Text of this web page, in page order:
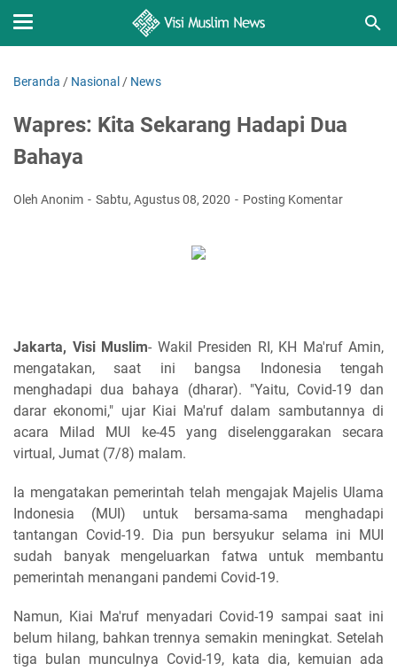
Beranda / Nasional / News
Wapres: Kita Sekarang Hadapi Dua
Bahaya
Oleh Anonim Sabtu, Agustus 08, 2020 Posting Komentar
Jakarta, Visi Muslim- Wakil Presiden RI, KH Ma'ruf Amin,
mengatakan, saat ini bangsa Indonesia tengah
menghadapi dua bahaya (dharar). "Yaitu, Covid-19 dan
darar ekonomi," ujar Kiai Ma'ruf dalam sambutannya di
acara Milad MUI ke-45 yang diselenggarakan secara
virtual, Jumat (7/8) malam.
Ia mengatakan pemerintah telah mengajak Majelis Ulama
Indonesia (MUI) untuk bersama-sama menghadapi
tantangan Covid-19. Dia pun bersyukur selama ini MUI
sudah banyak mengeluarkan fatwa untuk membantu
pemerintah menangani pandemi Covid-19.
Namun, Kiai Ma'ruf menyadari Covid-19 sampai saat ini
belum hilang, bahkan trennya semakin meningkat. Setelah
tiga bulan munculnya Covid-19, kata dia, kemuian ada